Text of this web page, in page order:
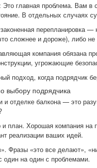
Это главная проблема. Вам
В отдельных случаях
перепланировка
сложнее и дороже), либо
компания обязана
угрожающие
подход, когда подрядчик
выбору подрядчика
и отделке балкона — это
и план. Хорошая компания на
реализации ваших идей.
Фразы «это все делают»,
один на один с проблемами.